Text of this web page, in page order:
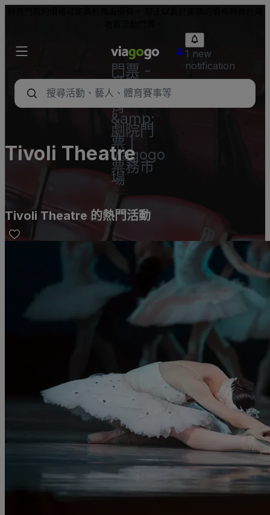
門票 -
音樂
會、體
育
&amp;
劇院門
票 |
viagogo
票務市
場
1 new
notification
Tivoli Theatre
Tivoli Theatre 的熱門活動